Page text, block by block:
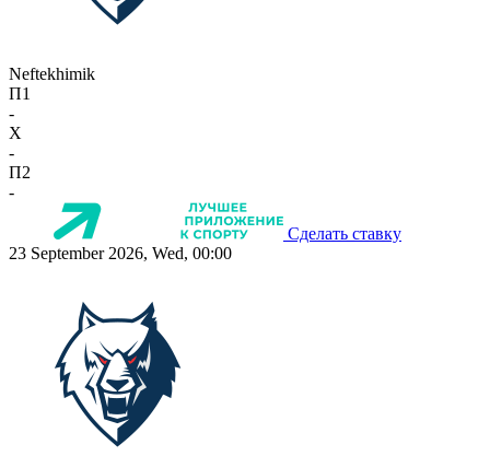
Neftekhimik
П1
-
X
-
П2
-
Сделать ставку
23 September 2026, Wed, 00:00